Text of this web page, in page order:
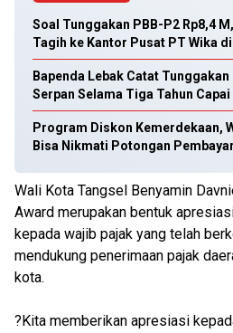
Soal Tunggakan PBB-P2 Rp8,4
Tagih ke Kantor Pusat PT Wika
Bapenda Lebak Catat
Serpan Selama Tiga Tahun
Program Diskon Kemerdekaan,
Bisa Nikmati Potongan
Wali Kota Tangsel Benyamin
Award merupakan bentuk
kepada wajib pajak yang telah
mendukung penerimaan pajak
kota.
?Kita memberikan apresiasi